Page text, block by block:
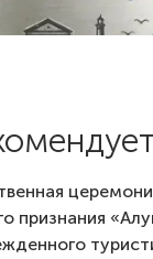
признания